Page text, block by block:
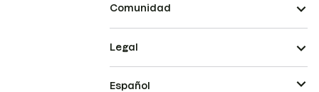
Comunidad
Legal
Español